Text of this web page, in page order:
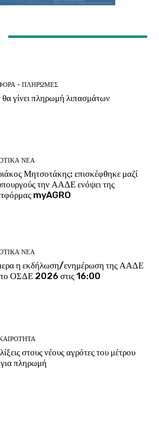
- ΠΛΗΡΩΜΈΣ
θα γίνει πληρωμή λιπασμάτων
ΝΈΑ
Μητσοτάκης: επισκέφθηκε μαζί
την ΑΑΔΕ ενόψει της
myAGRO
ΝΈΑ
η εκδήλωση/ενημέρωση της ΑΑΔΕ
το ΟΣΔΕ 2026 στις 16:00
στους νέους αγρότες του μέτρου
πληρωμή